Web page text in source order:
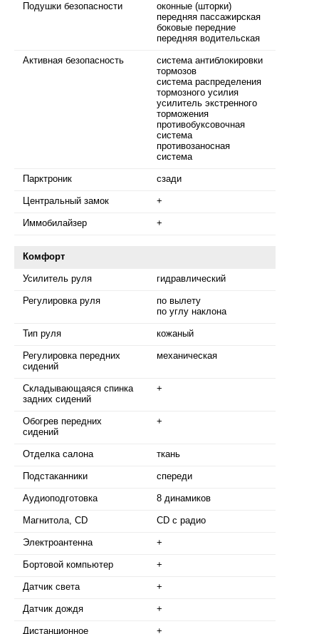
Подушки безопасности
оконные (шторки)
передняя пассажирская
боковые передние
передняя водительская
Активная безопасность
система антиблокировки
тормозов
система распределения
тормозного усилия
усилитель экстренного
торможения
противобуксовочная
система
противозаносная
система
Парктроник сзади
Центральный замок +
Иммобилайзер +
Комфорт
Усилитель руля гидравлический
Регулировка руля
по вылету
по углу наклона
Тип руля кожаный
Регулировка передних
сидений
механическая
Складывающаяся спинка
задних сидений
+
Обогрев передних
сидений
+
Отделка салона ткань
Подстаканники спереди
Аудиоподготовка 8 динамиков
Магнитола, CD CD с радио
Электроантенна +
Бортовой компьютер +
Датчик света +
Датчик дождя +
Дистанционное
+